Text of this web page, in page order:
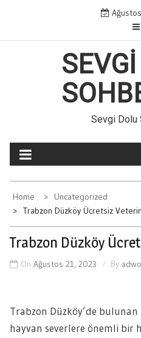
content
Sevgi Dolu
Home
Uncategorized
Trabzon Düzköy Ücretsiz
Trabzon Düzköy
On Ağustos 21, 2023 By
Trabzon Düzköy’de
hayvan severlere önemli bir